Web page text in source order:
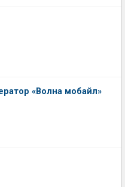
«Волна мобайл»